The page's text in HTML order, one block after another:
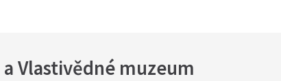
a Vlastivědné muzeum